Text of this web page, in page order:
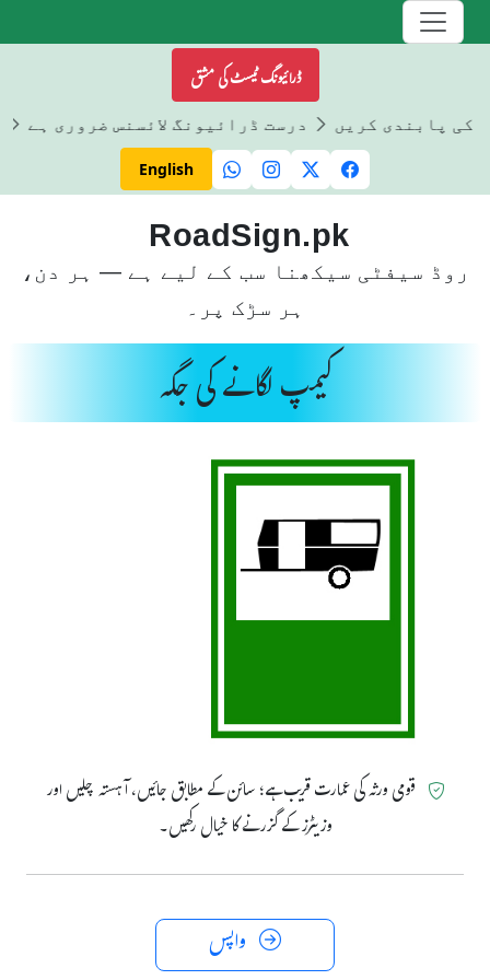
ڈرائیونگ ٹیسٹ کی مشق
کی پابندی کریں درست ڈرائیونگ لائسنس ضروری ہے
English
RoadSign.pk
روڈ سیفٹی سیکھنا سب کے لیے ہے — ہر دن،
ہر سڑک پر۔
کیمپ لگانے کی جگہ
قومی ورثہ کی عمارت قریب ہے؛ سائن کے مطابق جائیں، آہستہ چلیں اور
وزیٹرز کے گزرنے کا خیال رکھیں۔
واپس